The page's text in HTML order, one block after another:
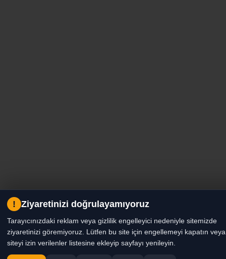
! Ziyaretinizi doğrulayamıyoruz
Tarayıcınızdaki reklam veya gizlilik engelleyici nedeniyle sitemizde
ziyaretinizi göremiyoruz. Lütfen bu site için engellemeyi kapatın veya
siteyi izin verilenler listesine ekleyip sayfayı yenileyin.